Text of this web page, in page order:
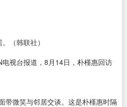
（韩联社）
电视台报道，8月14日，朴槿惠回访
带微笑与邻居交谈。这是朴槿惠时隔